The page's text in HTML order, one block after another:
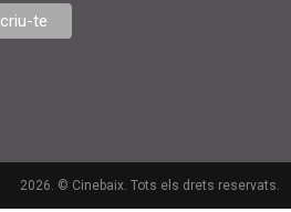
2026. © Cinebaix. Tots els drets reservats.